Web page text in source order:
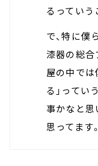
るっていう
で、特に僕
漆器の総合
屋の中では
る」ってい
事かなと思
思ってます